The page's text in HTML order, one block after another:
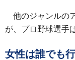
他のジャンルの
が、プロ野球選手
女性は誰でも